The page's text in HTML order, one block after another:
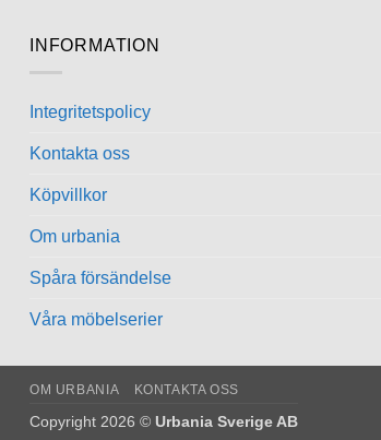
INFORMATION
Integritetspolicy
Kontakta oss
Köpvillkor
Om urbania
Spåra försändelse
Våra möbelserier
OM URBANIA KONTAKTA OSS
Copyright 2026 © Urbania Sverige AB